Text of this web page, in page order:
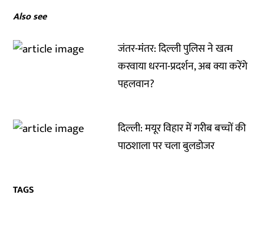
Also see
जंतर-मंंतर: दिल्ली पुलिस ने खत्म
करवाया धरना-प्रदर्शन, अब क्या करेंगे
पहलवान?
दिल्ली: मयूर विहार में गरीब बच्चों की
पाठशाला पर चला बुलडोजर
TAGS